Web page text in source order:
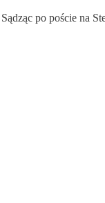
po poście na